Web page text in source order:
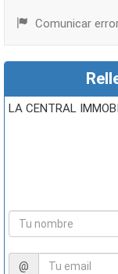
Comunicar
LA CENTRAL
@